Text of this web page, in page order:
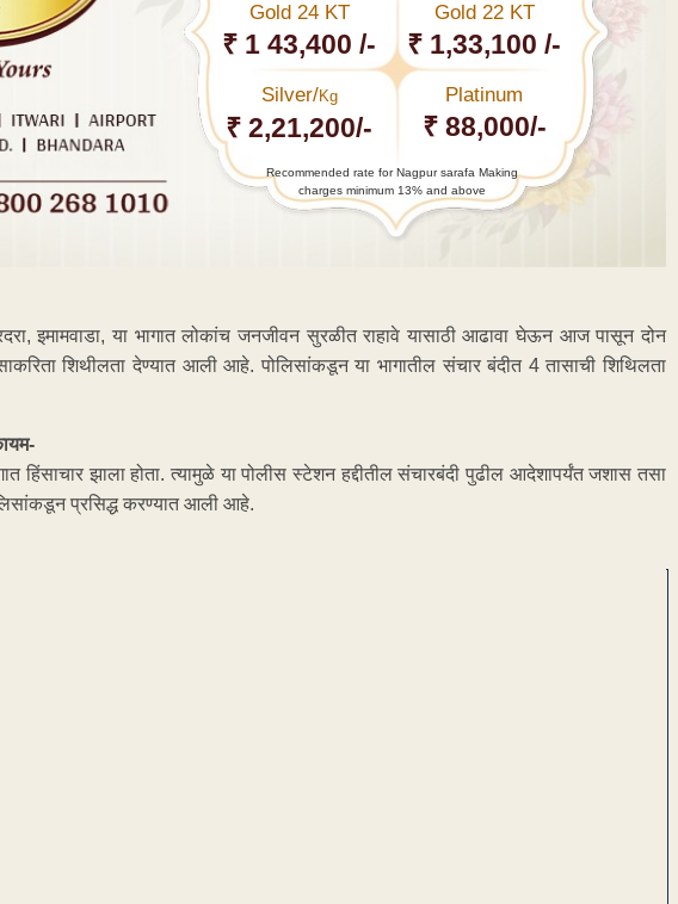
Gold 24 KT
₹ 1 43,400 /-
Gold 22 KT
₹ 1,33,100 /-
Silver/Kg
₹ 2,21,200/-
Platinum
₹ 88,000/-
Recommended rate for Nagpur sarafa Making
charges minimum 13% and above
इमामवाडा, या भागात लोकांच जनजीवन सुरळीत राहावे यासाठी आढावा घेऊन आज पासून दोन
शिथीलता देण्यात आली आहे. पोलिसांकडून या भागातील संचार बंदीत 4 तासाची शिथिलता
हिंसाचार झाला होता. त्यामुळे या पोलीस स्टेशन हद्दीतील संचारबंदी पुढील आदेशापर्यंत जशास तसा
प्रसिद्ध करण्यात आली आहे.